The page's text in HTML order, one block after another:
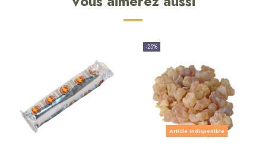
-25%
Article indisponible